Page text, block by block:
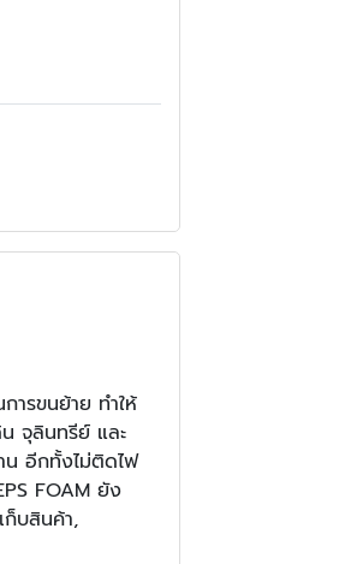
ารขนย้าย ทําให้
จุลินทรีย์ และ
น อีกทั้งไม่ติดไฟ
FOAM ยัง
ก็บสินค้า,